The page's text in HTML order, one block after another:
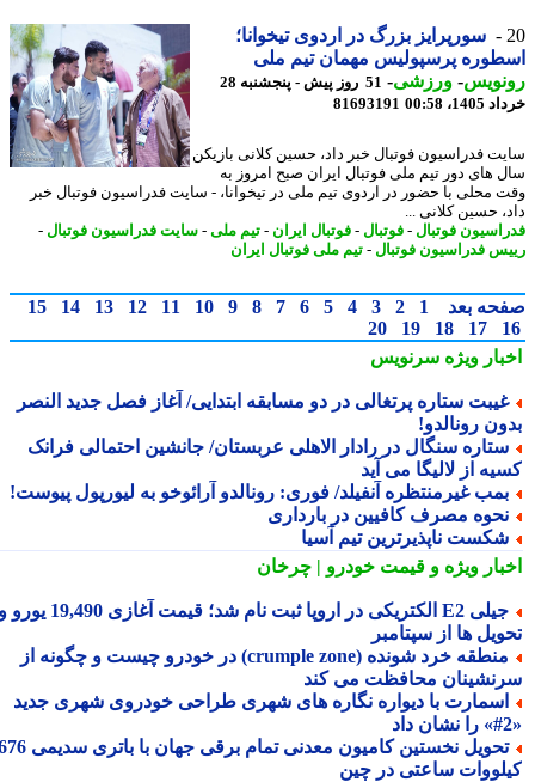
سورپرایز بزرگ در اردوی تیخوانا؛
پرسپولیس مهمان تیم ملی
-ورزشی-
51 روز پیش - پنجشنبه 28
00:58
81693191
فدراسیون فوتبال خبر داد، حسین کلانی بازیکن
های دور تیم ملی فوتبال ایران صبح امروز به
محلی با حضور در اردوی تیم ملی در تیخوانا، - سایت فدراسیون فوتبال خبر
حسین کلانی ...
فوتبال-فوتبال-فوتبال ایران - تیم ملی -سایت فدراسیون فوتبال-
فدراسیون فوتبال-تیم ملی فوتبال ایران
بعد 1
2
3
4
5
6
7
8
9
10
11
12
13
14
15
17
18
19
20
ویژهسرنویس
ستاره پرتغالی در دو مسابقه ابتدایی/ آغاز فصل جدید النصر
رونالدو!
سنگال در رادار الاهلی عربستان/ جانشین احتمالی فرانک
از لالیگا می آید
غیرمنتظره آنفیلد/ فوری: رونالدو آرائوخو به لیورپول پیوست!
مصرف کافیین در بارداری
ناپذیرترین تیم آسیا
ویژهو قیمت خودرو | چرخان
جیلی E2 الکتریکی در اروپا ثبت نام شد؛ قیمت آغازی 19,490 یورو و
ها از سپتامبر
منطقه خرد شونده (crumple zone) در خودرو چیست و چگونه از
محافظت می کند
با دیواره نگاره های شهری طراحی خودروی شهری جدید
تحویل نخستین کامیون معدنی تمام برقی جهان با باتری سدیمی 676
ساعتی در چین